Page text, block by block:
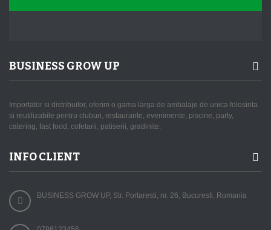
BUSINESS GROW UP
Importator si distribuitor, oferim o gama larga de ambalaje de unica folosinta
si reutilizabile pentru cluburi, restaurante, evenimente, piscine, party,
catering, fast food, cofetarii, patiserii, gradinite.
INFO CLIENT
BUSINESS GROW UP, Str. Portaresti, nr. 26, Bucuresti, Romania